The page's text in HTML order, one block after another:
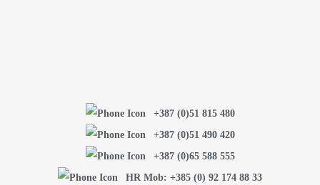
+387 (0)51 815 480
+387 (0)51 490 420
+387 (0)65 588 555
HR Mob: +385 (0) 92 174 88 33